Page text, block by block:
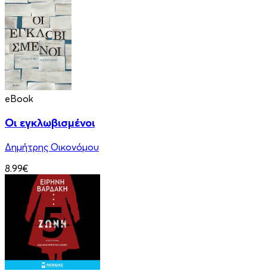
eBook
Οι εγκλωβισμένοι
Δημήτρης Οικονόμου
8.99€